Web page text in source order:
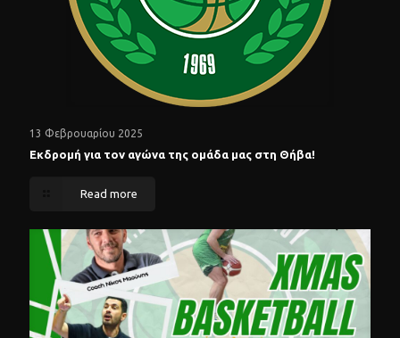
13 Φεβρουαρίου 2025
Εκδρομή για τον αγώνα της ομάδα μας στη Θήβα!
Read more